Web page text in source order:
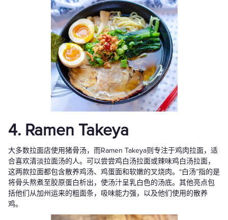
4. Ramen Takeya
大多数拉面店使用猪骨汤，而Ramen Takeya则专注于鸡肉拉面，适
合喜欢清淡拉面汤的人。可以尝尝鸡白汤拉面或辣味鸡白汤拉面，
这两款拉面都包含散养鸡汤、鸡蛋面和软嫩的叉烧肉。“白汤”指的是
将骨头熬煮至胶原蛋白析出，使汤汁呈乳白色的汤底。其他亮点包
括他们从加州运来的粗面条，吸味能力强，以及他们使用的散养
鸡。